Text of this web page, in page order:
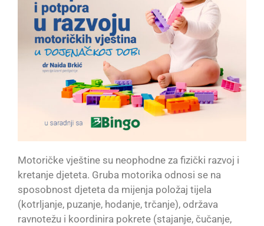
Motoričke vještine su neophodne za fizički razvoj i
kretanje djeteta. Gruba motorika odnosi se na
sposobnost djeteta da mijenja položaj tijela
(kotrljanje, puzanje, hodanje, trčanje), održava
ravnotežu i koordinira pokrete (stajanje, čučanje,